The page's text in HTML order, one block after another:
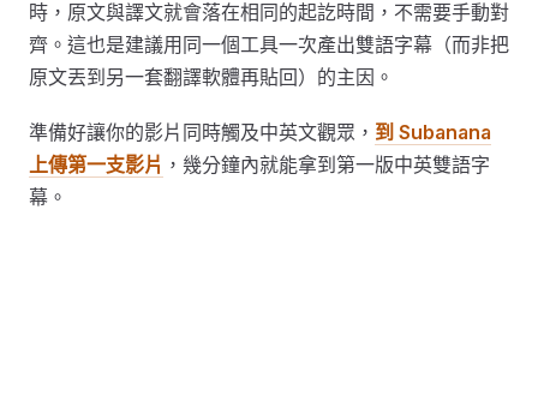
時，原文與譯文就會落在相同的起訖時間，不需要手動對
齊。這也是建議用同一個工具一次產出雙語字幕（而非把
原文丟到另一套翻譯軟體再貼回）的主因。
準備好讓你的影片同時觸及中英文觀眾， 到 Subanana
上傳第一支影片 ，幾分鐘內就能拿到第一版中英雙語字
幕。